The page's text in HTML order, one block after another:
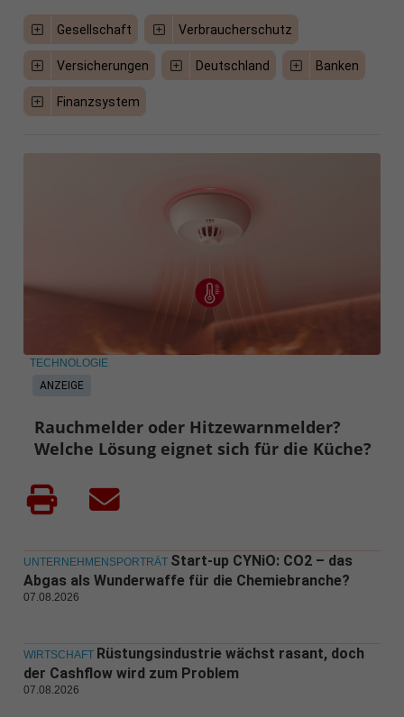
Gesellschaft Verbraucherschutz
Versicherungen Deutschland Banken
Finanzsystem
ANZEIGE
TECHNOLOGIE
Rauchmelder oder Hitzewarnmelder?
Welche Lösung eignet sich für die Küche?
UNTERNEHMENSPORTRÄT Start-up CYNiO: CO2 – das
Abgas als Wunderwaffe für die Chemiebranche?
07.08.2026
WIRTSCHAFT Rüstungsindustrie wächst rasant, doch
der Cashflow wird zum Problem
07.08.2026